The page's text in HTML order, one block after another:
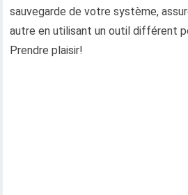
sauvegarde de votre système,
autre en utilisant un outil différent
Prendre plaisir!